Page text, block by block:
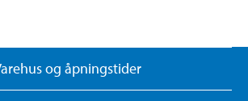
og åpningstider